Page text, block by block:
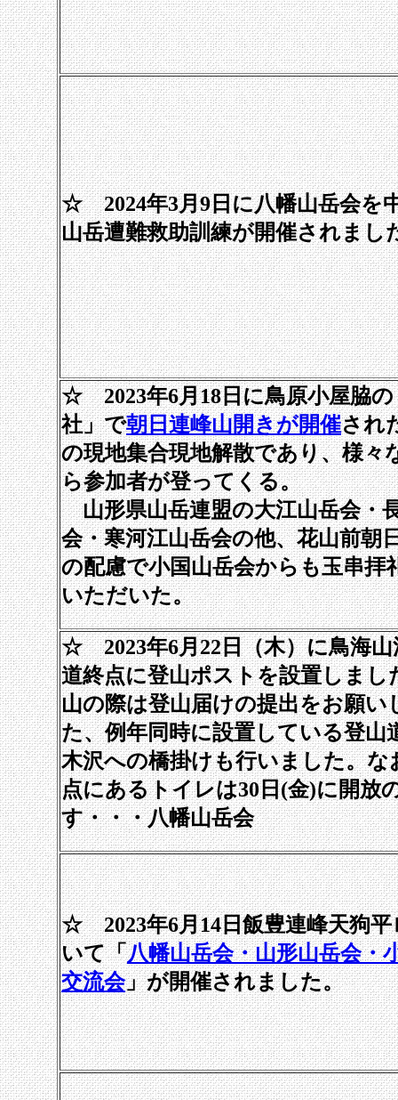
☆ 2024年3月9日に八幡山岳会を
山岳遭難救助訓練が開催されまし
☆ 2023年6月18日に鳥原小屋脇の
社」で朝日連峰山開きが開催され
の現地集合現地解散であり、様々
ら参加者が登ってくる。
山形県山岳連盟の大江山岳会・
会・寒河江山岳会の他、花山前朝
の配慮で小国山岳会からも玉串拝
いただいた。
☆ 2023年6月22日（木）に鳥海山
道終点に登山ポストを設置しまし
山の際は登山届けの提出をお願い
た、例年同時に設置している登山
木沢への橋掛けも行いました。な
点にあるトイレは30日(金)に開放
す・・・八幡山岳会
☆ 2023年6月14日飯豊連峰天狗平
いて「八幡山岳会・山形山岳会・
交流会」が開催されました。